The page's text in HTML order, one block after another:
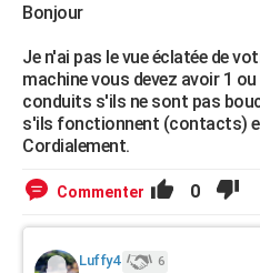
Bonjour
Je n'ai pas le vue éclatée de
machine vous devez avoir 1
conduits s'ils ne sont pas
s'ils fonctionnent (contacts)
Cordialement.
Commenter 0
Luffy4 6